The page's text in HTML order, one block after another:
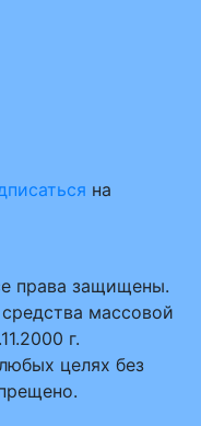
на
права защищены.
массовой
г.
целях без